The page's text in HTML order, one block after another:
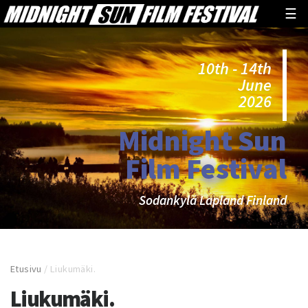
☰
10th - 14th
June
2026
Midnight Sun
Film Festival
Sodankylä Lapland Finland
Etusivu / Liukumäki.
Liukumäki.